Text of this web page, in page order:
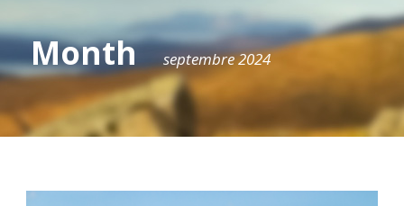
Month septembre 2024